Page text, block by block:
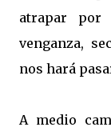
atrapar
venganza,
nos hará
A medio